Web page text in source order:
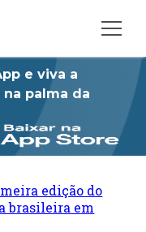
e viva a
palma da
edição do
brasileira em